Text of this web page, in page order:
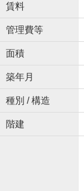
賃料
管理費等
面積
築年月
種別 / 構造
階建